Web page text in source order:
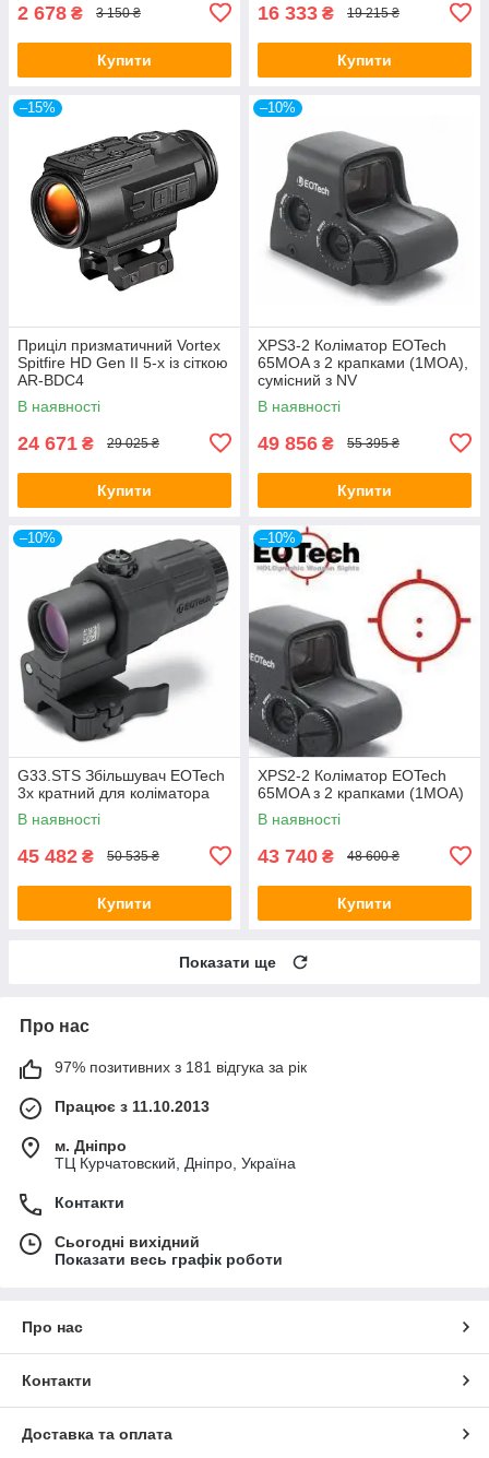
2 678 ₴ 3 150 ₴
Купити
16 333 ₴ 19 215 ₴
Купити
–15%
Приціл призматичний Vortex
Spitfire HD Gen II 5-х із сіткою
AR-BDC4
В наявності
24 671 ₴ 29 025 ₴
Купити
–10%
XPS3-2 Коліматор EOTech
65MOA з 2 крапками (1MOA),
сумісний з NV
В наявності
49 856 ₴ 55 395 ₴
Купити
–10%
G33.STS Збільшувач EOTech
3х кратний для коліматора
В наявності
45 482 ₴ 50 535 ₴
Купити
–10%
XPS2-2 Коліматор EOTech
65MOA з 2 крапками (1MOA)
В наявності
43 740 ₴ 48 600 ₴
Купити
Показати ще
Про нас
97% позитивних з 181 відгука за рік
Працює з 11.10.2013
м. Дніпро
ТЦ Курчатовский, Дніпро, Україна
Контакти
Сьогодні вихідний
Показати весь графік роботи
Про нас
Контакти
Доставка та оплата